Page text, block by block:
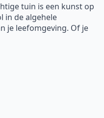
tuin is een kunst op
in de algehele
je leefomgeving. Of je